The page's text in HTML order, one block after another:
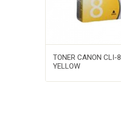
TONER CANON CLI-8
YELLOW